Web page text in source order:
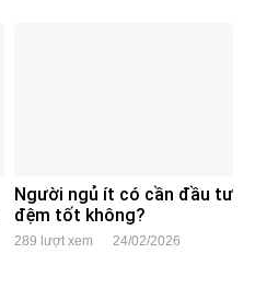
Người ngủ ít có cần đầu tư
đệm tốt không?
289 lượt xem 24/02/2026